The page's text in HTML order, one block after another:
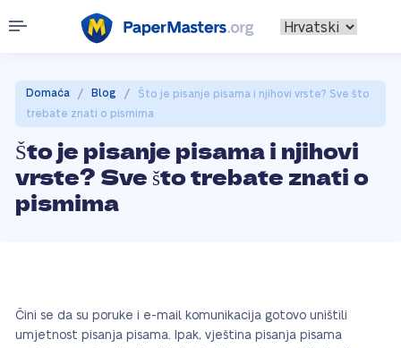
Domaća / Blog /
Što je pisanje pisama i njihovi vrste? Sve što
trebate znati o pismima
Što je pisanje pisama i njihovi
vrste? Sve što trebate znati o
pismima
Čini se da su poruke i e-mail komunikacija gotovo uništili
umjetnost pisanja pisama. Ipak, vještina pisanja pisama